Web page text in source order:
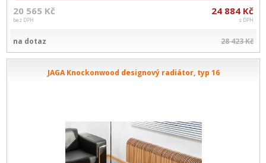
20 565 Kč
bez DPH
24 884 Kč
s DPH
na dotaz 28 423 Kč
JAGA Knockonwood designový radiátor, typ 16